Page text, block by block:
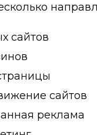
сайтов
сайтов
реклама